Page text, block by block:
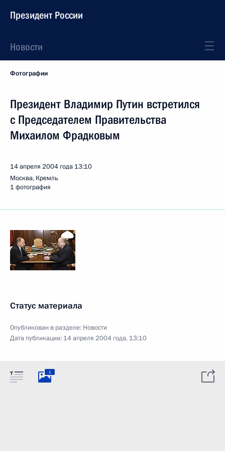
Президент России
Новости
Фотографии
Президент Владимир Путин встретился
с Председателем Правительства
Михаилом Фрадковым
14 апреля 2004 года 13:10
Москва, Кремль
1 фотография
Статус материала
Опубликован в разделе: Новости
Дата публикации: 14 апреля 2004 года, 13:10
1